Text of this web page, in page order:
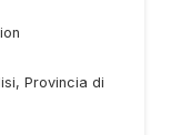
Provincia di